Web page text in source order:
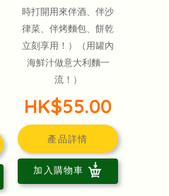
時打開用來伴酒、伴沙
律菜、伴烤麵包、餅乾
立刻享用！）（用罐內
海鮮汁做意大利麵一
流！）
HK$55.00
產品詳情
加入購物車